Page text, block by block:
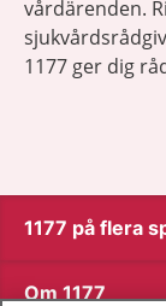
vårdärenden.
1177 ger dig
1177 på flera
Om 1177